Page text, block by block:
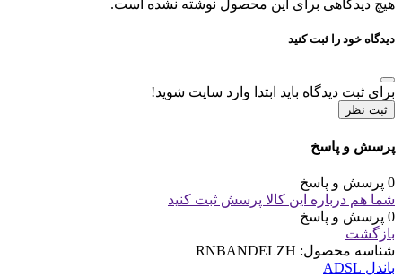
هیچ دیدگاهی برای این محصول نوشته نشده است.
دیدگاه خود را ثبت کنید
برای ثبت دیدگاه باید ابتدا وارد سایت شوید!
ثبت نظر
پرسش و پاسخ
0 پرسش و پاسخ
شما هم درباره این کالا پرسش ثبت کنید
0 پرسش و پاسخ
بازگشت
شناسه محصول: RNBANDELZH
باندل ADSL